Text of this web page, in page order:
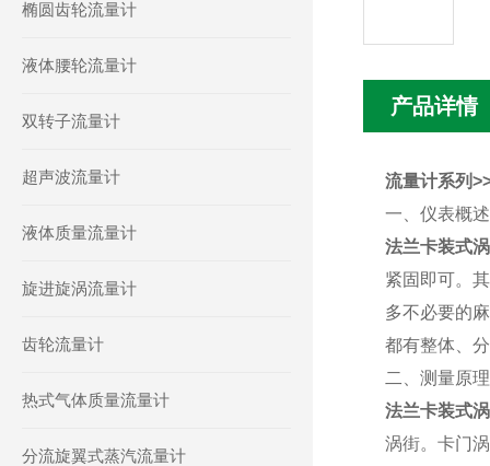
椭圆齿轮流量计
液体腰轮流量计
双转子流量计
超声波流量计
液体质量流量计
旋进旋涡流量计
齿轮流量计
热式气体质量流量计
分流旋翼式蒸汽流量计
产品详情
流量计系列
一、仪表概
法兰卡装式
紧固即可。
多不必要的
都有整体、
二、测量原
法兰卡装式
涡街。卡门